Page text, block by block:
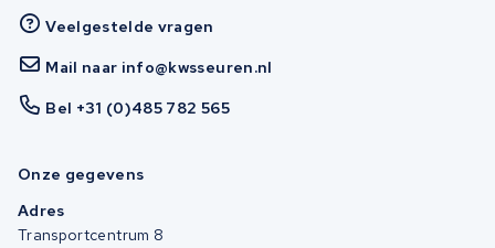
Veelgestelde vragen
Mail naar info@kwsseuren.nl
Bel +31 (0)485 782 565
Onze gegevens
Adres
Transportcentrum 8